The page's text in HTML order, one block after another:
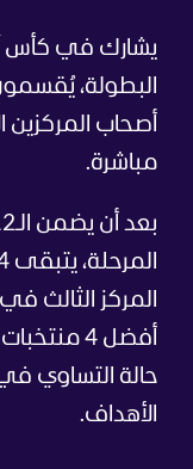
مباشرة.
المركز الثالث
أفضل 4
حالة التساوي في
الأهداف.